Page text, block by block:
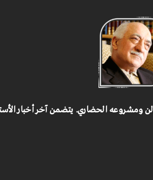
ومشروعه الحضاري. يتضمن آخر أخبار